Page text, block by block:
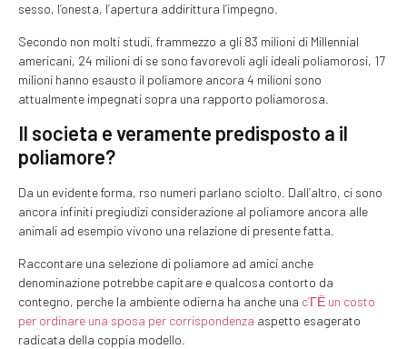
sesso, l’onesta, l’apertura addirittura l’impegno.
Secondo non molti studi, frammezzo a gli 83 milioni di Millennial
americani, 24 milioni di se sono favorevoli agli ideali poliamorosi, 17
milioni hanno esausto il poliamore ancora 4 milioni sono
attualmente impegnati sopra una rapporto poliamorosa.
Il societa e veramente predisposto a il
poliamore?
Da un evidente forma, rso numeri parlano sciolto. Dall’altro, ci sono
ancora infiniti pregiudizi considerazione al poliamore ancora alle
animali ad esempio vivono una relazione di presente fatta.
Raccontare una selezione di poliamore ad amici anche
denominazione potrebbe capitare e qualcosa contorto da
contegno, perche la ambiente odierna ha anche una c’ГЁ un costo
per ordinare una sposa per corrispondenza aspetto esagerato
radicata della coppia modello.